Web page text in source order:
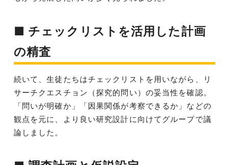
■ チェックリストを活用した計画
の精査
続いて、生徒たちはチェックリストを用いながら、リ
サーチクエスチョン（探究的問い）の妥当性を確認。
「問いが明確か」「因果関係が考察できるか」などの
観点を元に、より良い研究設計に向けてグループで議
論しました。